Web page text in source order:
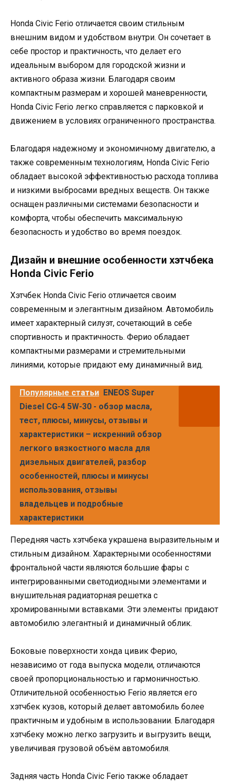
Honda Civic Ferio отличается своим стильным
внешним видом и удобством внутри. Он сочетает в
себе простор и практичность, что делает его
идеальным выбором для городской жизни и
активного образа жизни. Благодаря своим
компактным размерам и хорошей маневренности,
Honda Civic Ferio легко справляется с парковкой и
движением в условиях ограниченного пространства.
Благодаря надежному и экономичному двигателю, а
также современным технологиям, Honda Civic Ferio
обладает высокой эффективностью расхода топлива
и низкими выбросами вредных веществ. Он также
оснащен различными системами безопасности и
комфорта, чтобы обеспечить максимальную
безопасность и удобство во время поездок.
Дизайн и внешние особенности хэтчбека
Honda Civic Ferio
Хэтчбек Honda Civic Ferio отличается своим
современным и элегантным дизайном. Автомобиль
имеет характерный силуэт, сочетающий в себе
спортивность и практичность. Ферио обладает
компактными размерами и стремительными
линиями, которые придают ему динамичный вид.
Популярные статьи ENEOS Super
Diesel CG-4 5W-30 - обзор масла,
тест, плюсы, минусы, отзывы и
характеристики – искренний обзор
легкого вязкостного масла для
дизельных двигателей, разбор
особенностей, плюсы и минусы
использования, отзывы
владельцев и подробные
характеристики
Передняя часть хэтчбека украшена выразительным и
стильным дизайном. Характерными особенностями
фронтальной части являются большие фары с
интегрированными светодиодными элементами и
внушительная радиаторная решетка с
хромированными вставками. Эти элементы придают
автомобилю элегантный и динамичный облик.
Боковые поверхности хонда цивик Ферио,
независимо от года выпуска модели, отличаются
своей пропорциональностью и гармоничностью.
Отличительной особенностью Ferio является его
хэтчбек кузов, который делает автомобиль более
практичным и удобным в использовании. Благодаря
хэтчбеку можно легко загрузить и выгрузить вещи,
увеличивая грузовой объём автомобиля.
Задняя часть Honda Civic Ferio также обладает